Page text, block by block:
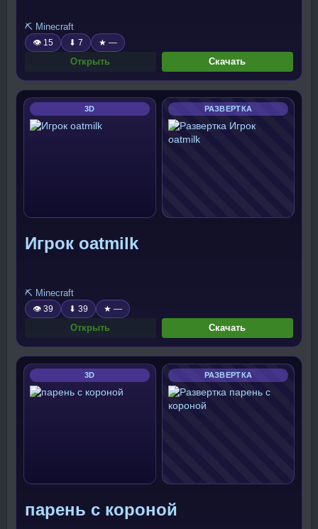
⛏️ Minecraft
👁 15 ⬇ 7 ★ —
Открыть Скачать
3D РАЗВЕРТКА
Игрок oatmilk
⛏️ Minecraft
👁 39 ⬇ 39 ★ —
Открыть Скачать
3D РАЗВЕРТКА
парень с короной